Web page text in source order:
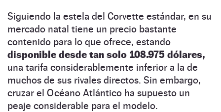
Siguiendo la estela del Corvette estándar, en su
mercado natal tiene un precio bastante
contenido para lo que ofrece, estando
disponible desde tan solo 108.975 dólares,
una tarifa considerablemente inferior a la de
muchos de sus rivales directos. Sin embargo,
cruzar el Océano Atlántico ha supuesto un
peaje considerable para el modelo.